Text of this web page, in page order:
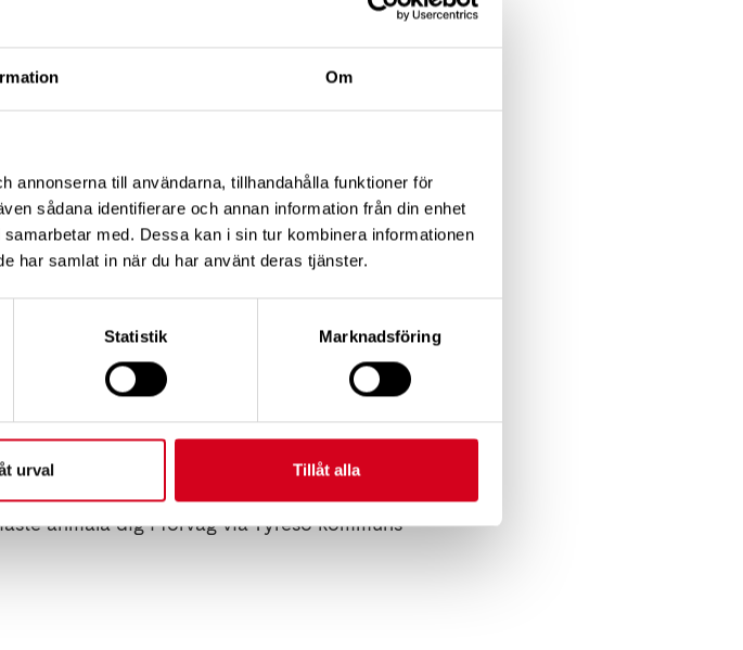
Om
annonserna till användarna, tillhandahålla funktioner för
sådana identifierare och annan information från din enhet
med. Dessa kan i sin tur kombinera informationen
har samlat in när du har använt deras tjänster.
Statistik Marknadsföring
urval Tillåt alla
med paus. Vi vandrar i lugnt tempo. Tillgänglig
Färdtjänst uppge adress Tyresö slott
18' 14.98" Bil kör du Tyresövägen österut till
i slottsparken och ut på bryggan på
Fast vi hjälps åt!
anmäla dig i förväg via Tyresö kommuns